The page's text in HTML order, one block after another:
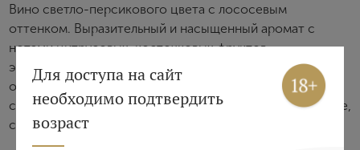
Вино светло-персикового цвета с лососевым
оттенком. Выразительный и насыщенный аромат с
нотами цитрусовых, косточковых фруктов,
экзотических фруктов и едва уловимыми пряными
оттенками. Вкус хрустящий с гладкой и полнотелой
структурой. Послевкусие округлое, цветочное и долгое,
с легкой горчинкой.
Для доступа на сайт
необходимо подтвердить
возраст
Вход Регистрация